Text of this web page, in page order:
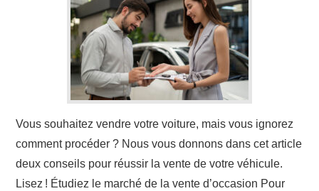
Vous souhaitez vendre votre voiture, mais vous ignorez
comment procéder ? Nous vous donnons dans cet article
deux conseils pour réussir la vente de votre véhicule.
Lisez ! Étudiez le marché de la vente d’occasion Pour